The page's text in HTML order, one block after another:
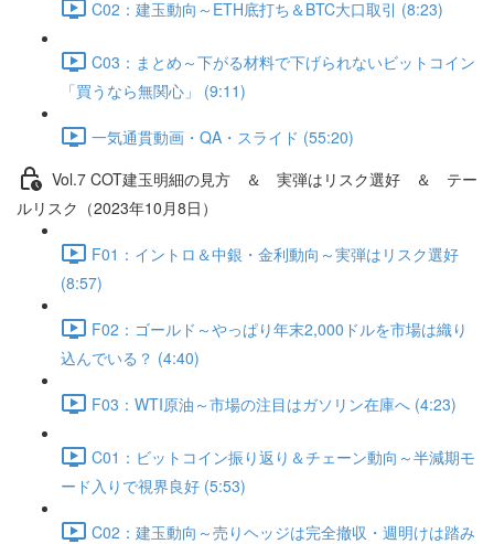
C02：建玉動向～ETH底打ち＆BTC大口取引 (8:23)
C03：まとめ～下がる材料で下げられないビットコイン
「買うなら無関心」 (9:11)
一気通貫動画・QA・スライド (55:20)
Vol.7 COT建⽟明細の⾒⽅ ＆ 実弾はリスク選好 ＆ テー
ルリスク（2023年10月8日）
F01：イントロ＆中銀・金利動向～実弾はリスク選好
(8:57)
F02：ゴールド～やっぱり年末2,000ドルを市場は織り
込んでいる？ (4:40)
F03：WTI原油～市場の注目はガソリン在庫へ (4:23)
C01：ビットコイン振り返り＆チェーン動向～半減期モ
ード入りで視界良好 (5:53)
C02：建玉動向～売りヘッジは完全撤収・週明けは踏み